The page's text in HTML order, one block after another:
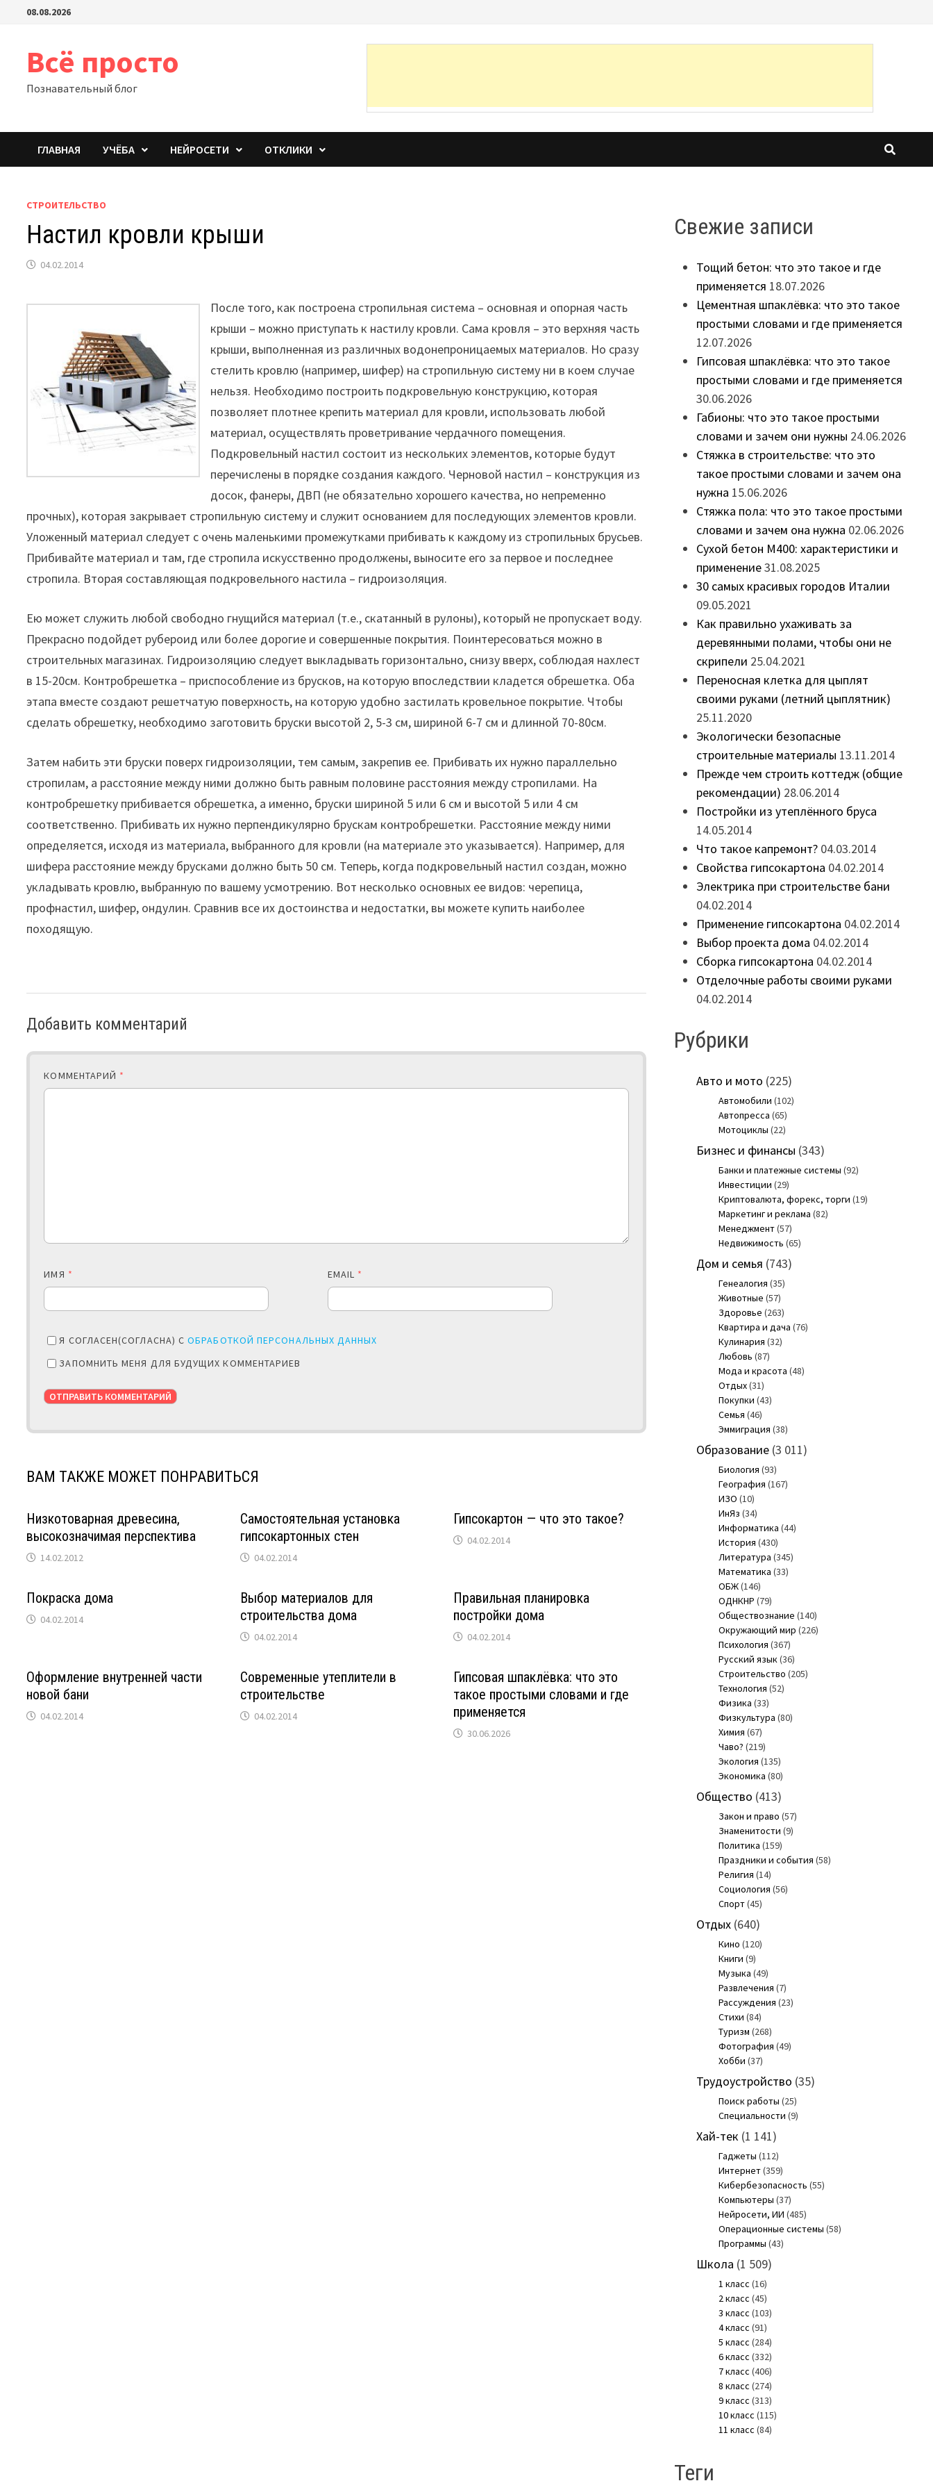
Перейти08.08.2026
Всё просто
Познавательный блог
ГЛАВНАЯ УЧЁБА НЕЙРОСЕТИ ОТКЛИКИ
СТРОИТЕЛЬСТВО
Настил кровли крыши
04.02.2014
После того, как построена стропильная система – основная и опорная часть
крыши – можно приступать к настилу кровли. Сама кровля – это верхняя часть
крыши, выполненная из различных водонепроницаемых материалов. Но сразу
стелить кровлю (например, шифер) на стропильную систему ни в коем случае
нельзя. Необходимо построить подкровельную конструкцию, которая
позволяет плотнее крепить материал для кровли, использовать любой
материал, осуществлять проветривание чердачного помещения.
Подкровельный настил состоит из нескольких элементов, которые будут
перечислены в порядке создания каждого. Черновой настил – конструкция из
досок, фанеры, ДВП (не обязательно хорошего качества, но непременно
прочных), которая закрывает стропильную систему и служит основанием для последующих элементов кровли.
Уложенный материал следует с очень маленькими промежутками прибивать к каждому из стропильных брусьев.
Прибивайте материал и там, где стропила искусственно продолжены, выносите его за первое и последнее
стропила. Вторая составляющая подкровельного настила – гидроизоляция.
Ею может служить любой свободно гнущийся материал (т.е., скатанный в рулоны), который не пропускает воду.
Прекрасно подойдет рубероид или более дорогие и совершенные покрытия. Поинтересоваться можно в
строительных магазинах. Гидроизоляцию следует выкладывать горизонтально, снизу вверх, соблюдая нахлест
в 15-20см. Контробрешетка – приспособление из брусков, на которую впоследствии кладется обрешетка. Оба
этапа вместе создают решетчатую поверхность, на которую удобно застилать кровельное покрытие. Чтобы
сделать обрешетку, необходимо заготовить бруски высотой 2, 5-3 см, шириной 6-7 см и длинной 70-80см.
Затем набить эти бруски поверх гидроизоляции, тем самым, закрепив ее. Прибивать их нужно параллельно
стропилам, а расстояние между ними должно быть равным половине расстояния между стропилами. На
контробрешетку прибивается обрешетка, а именно, бруски шириной 5 или 6 см и высотой 5 или 4 см
соответственно. Прибивать их нужно перпендикулярно брускам контробрешетки. Расстояние между ними
определяется, исходя из материала, выбранного для кровли (на материале это указывается). Например, для
шифера расстояние между брусками должно быть 50 см. Теперь, когда подкровельный настил создан, можно
укладывать кровлю, выбранную по вашему усмотрению. Вот несколько основных ее видов: черепица,
профнастил, шифер, ондулин. Сравнив все их достоинства и недостатки, вы можете купить наиболее
походящую.
Добавить комментарий
КОММЕНТАРИЙ *
ИМЯ * EMAIL *
Я СОГЛАСЕН(СОГЛАСНА) СОБРАБОТКОЙ ПЕРСОНАЛЬНЫХ ДАННЫХ
ЗАПОМНИТЬ МЕНЯ ДЛЯ БУДУЩИХ КОММЕНТАРИЕВ
ВАМ ТАКЖЕ МОЖЕТ ПОНРАВИТЬСЯ
Низкотоварная древесина,
высокозначимая перспектива
14.02.2012
Самостоятельная установка
гипсокартонных стен
04.02.2014
Гипсокартон — что это такое?
04.02.2014
Покраска дома
04.02.2014
Выбор материалов для
строительства дома
04.02.2014
Правильная планировка
постройки дома
04.02.2014
Оформление внутренней части
новой бани
04.02.2014
Современные утеплители в
строительстве
04.02.2014
Гипсовая шпаклёвка: что это
такое простыми словами и где
применяется
30.06.2026
Свежие записи
Тощий бетон: что это такое и где
применяется 18.07.2026
Цементная шпаклёвка: что это такое
простыми словами и где применяется
12.07.2026
Гипсовая шпаклёвка: что это такое
простыми словами и где применяется
30.06.2026
Габионы: что это такое простыми
словами и зачем они нужны 24.06.2026
Стяжка в строительстве: что это
такое простыми словами и зачем она
нужна 15.06.2026
Стяжка пола: что это такое простыми
словами и зачем она нужна 02.06.2026
Сухой бетон М400: характеристики и
применение31.08.2025
30 самых красивых городов Италии
09.05.2021
Как правильно ухаживать за
деревянными полами, чтобы они не
скрипели 25.04.2021
Переносная клетка для цыплят
своими руками (летний цыплятник)
25.11.2020
Экологически безопасные
строительные материалы 13.11.2014
Прежде чем строить коттедж (общие
рекомендации) 28.06.2014
Постройки из утеплённого бруса
14.05.2014
Что такое капремонт? 04.03.2014
Свойства гипсокартона 04.02.2014
Электрика при строительстве бани
04.02.2014
Применение гипсокартона 04.02.2014
Выбор проекта дома 04.02.2014
Сборка гипсокартона 04.02.2014
Отделочные работы своими руками
04.02.2014
Рубрики
Авто и мото (225)
Автомобили (102)
Автопресса (65)
Мотоциклы (22)
Бизнес и финансы (343)
Банки и платежные системы (92)
Инвестиции (29)
Криптовалюта, форекс, торги (19)
Маркетинг и реклама (82)
Менеджмент(57)
Недвижимость (65)
Дом и семья (743)
Генеалогия (35)
Животные (57)
Здоровье (263)
Квартира и дача (76)
Кулинария (32)
Любовь (87)
Мода и красота (48)
Отдых(31)
Покупки (43)
Семья (46)
Эммиграция (38)
Образование(3 011)
Биология (93)
География (167)
ИЗО (10)
ИнЯз (34)
Информатика (44)
История (430)
Литература (345)
Математика (33)
ОБЖ(146)
ОДНКНР (79)
Обществознание (140)
Окружающий мир (226)
Психология (367)
Русский язык(36)
Строительство (205)
Технология (52)
Физика (33)
Физкультура (80)
Химия (67)
Чаво? (219)
Экология (135)
Экономика (80)
Общество (413)
Закон и право (57)
Знаменитости (9)
Политика (159)
Праздники и события (58)
Религия (14)
Социология (56)
Спорт(45)
Отдых(640)
Кино (120)
Книги (9)
Музыка (49)
Развлечения (7)
Рассуждения (23)
Стихи (84)
Туризм (268)
Фотография (49)
Хобби (37)
Трудоустройство (35)
Поиск работы (25)
Специальности (9)
Хай-тек (1 141)
Гаджеты (112)
Интернет(359)
Кибербезопасность (55)
Компьютеры (37)
Нейросети, ИИ (485)
Операционные системы (58)
Программы (43)
Школа (1 509)
1 класс (16)
2 класс (45)
3 класс (103)
4 класс (91)
5 класс (284)
6 класс (332)
7 класс (406)
8 класс (274)
9 класс (313)
10 класс (115)
11 класс (84)
Теги